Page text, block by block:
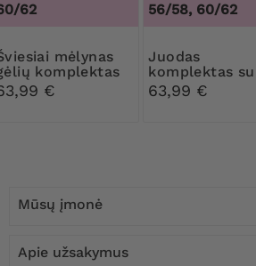
62
komplektas
€
56/58, 60/62
Juodas
komplektas su
smėlio ir pilkos
spalvos gėlėmis
63,99 €
Mūsų įmonė
Apie užsakymus